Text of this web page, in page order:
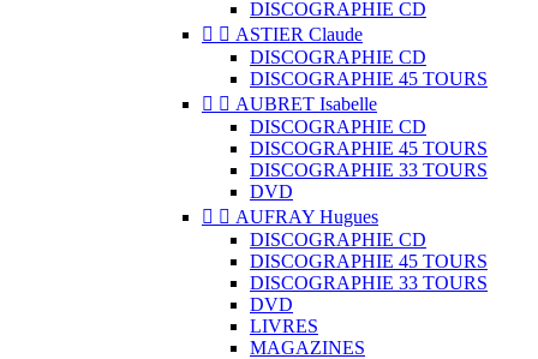
DISCOGRAPHIE CD
  ASTIER Claude
DISCOGRAPHIE CD
DISCOGRAPHIE 45 TOURS
  AUBRET Isabelle
DISCOGRAPHIE CD
DISCOGRAPHIE 45 TOURS
DISCOGRAPHIE 33 TOURS
DVD
  AUFRAY Hugues
DISCOGRAPHIE CD
DISCOGRAPHIE 45 TOURS
DISCOGRAPHIE 33 TOURS
DVD
LIVRES
MAGAZINES